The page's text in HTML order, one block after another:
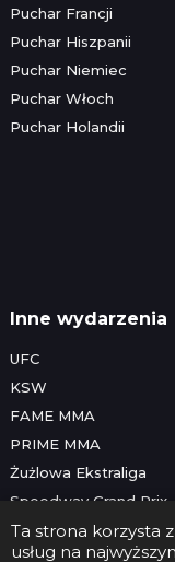
Ta strona korzysta
usług na
Puchar Francji
Puchar Hiszpanii
Puchar Niemiec
Puchar Włoch
Puchar Holandii
Inne wydarzenia
UFC
KSW
FAME MMA
PRIME MMA
Żużlowa Ekstraliga
Speedway Grand Prix
Skoki narciarskie